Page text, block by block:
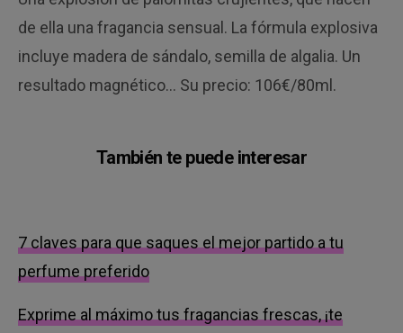
de ella una fragancia sensual. La fórmula explosiva
incluye madera de sándalo, semilla de algalia. Un
resultado magnético… Su precio: 106€/80ml.
También te puede interesar
7 claves para que saques el mejor partido a tu
perfume preferido
Exprime al máximo tus fragancias frescas, ¡te